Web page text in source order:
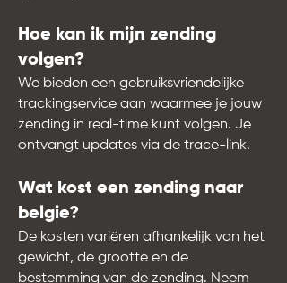
Hoe kan ik mijn zending
volgen?
We bieden een gebruiksvriendelijke
trackingservice aan waarmee je jouw
zending in real-time kunt volgen. Je
ontvangt updates via de trace-link.
Wat kost een zending naar
belgie?
De kosten variëren afhankelijk van het
gewicht, de grootte en de
bestemming van de zending. Neem